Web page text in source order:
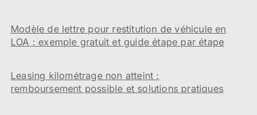
Modèle de lettre pour restitution de véhicule en
LOA : exemple gratuit et guide étape par étape
Leasing kilométrage non atteint :
remboursement possible et solutions pratiques